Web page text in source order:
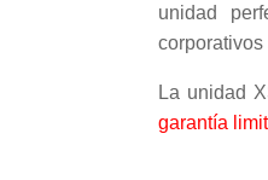
unidad
La unidad
garantía